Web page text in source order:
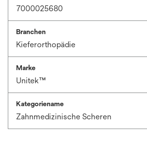
7000025680
Branchen
Kieferorthopädie
Marke
Unitek™
Kategoriename
Zahnmedizinische Scheren